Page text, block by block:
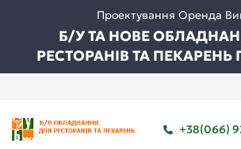
Проектування Оренда
Б/У ТА НОВЕ
РЕСТОРАНІВ ТА
+38(066)